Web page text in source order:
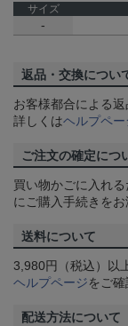
サイズ
-
返品・交換につい
お客様都合による
詳しくはヘルプペー
ご注文の確定につ
買い物かごに入れ
にご購入手続きをお
送料について
3,980円（税込）以
ヘルプページをご確
配送方法について